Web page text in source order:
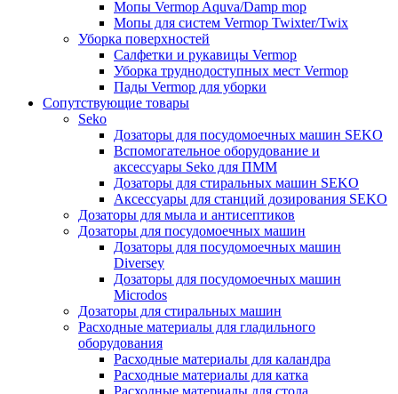
Мопы Vermop Aquva/Damp mop
Мопы для систем Vermop Twixter/Twix
Уборка поверхностей
Салфетки и рукавицы Vermop
Уборка труднодоступных мест Vermop
Пады Vermop для уборки
Сопутствующие товары
Seko
Дозаторы для посудомоечных машин SEKO
Вспомогательное оборудование и
аксессуары Seko для ПММ
Дозаторы для стиральных машин SEKO
Аксессуары для станций дозирования SEKO
Дозаторы для мыла и антисептиков
Дозаторы для посудомоечных машин
Дозаторы для посудомоечных машин
Diversey
Дозаторы для посудомоечных машин
Microdos
Дозаторы для стиральных машин
Расходные материалы для гладильного
оборудования
Расходные материалы для каландра
Расходные материалы для катка
Расходные материалы для стола